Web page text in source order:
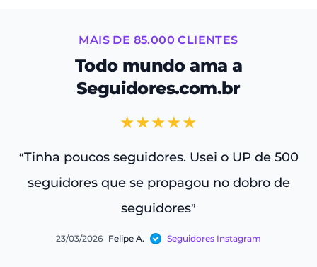
MAIS DE 85.000 CLIENTES
Todo mundo ama a
Seguidores.com.br
★★★★★
“Tinha poucos seguidores. Usei o UP de 500
seguidores que se propagou no dobro de
seguidores”
23/03/2026 Felipe A. Seguidores Instagram